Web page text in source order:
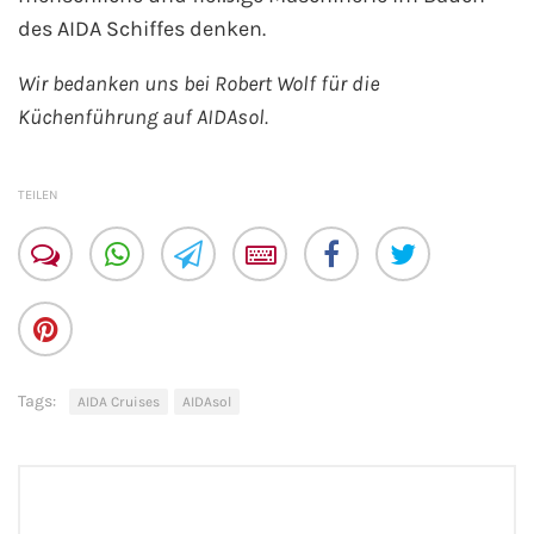
Hapag-Lloyd Cruises
Hurtigruten
Norwegian Cruise Line
Royal Caribbean International
PLANTOURS Kreuzfahrten
des AIDA Schiffes denken.
Wir bedanken uns bei Robert Wolf für die
Küchenführung auf AIDAsol.
TEILEN
Tags: AIDA Cruises AIDAsol